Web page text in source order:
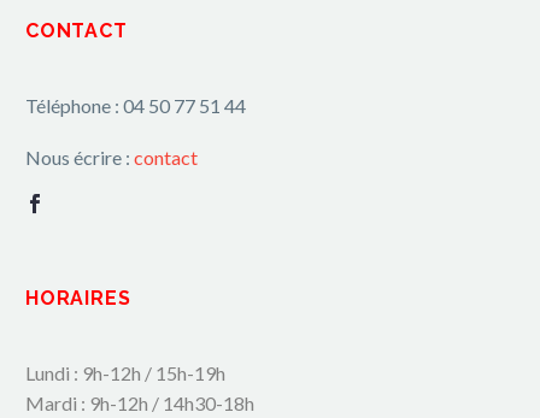
CONTACT
Téléphone : 04 50 77 51 44
Nous écrire : contact
HORAIRES
Lundi : 9h-12h / 15h-19h
Mardi : 9h-12h / 14h30-18h